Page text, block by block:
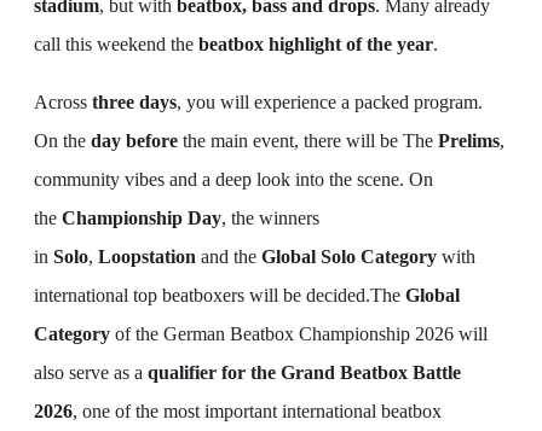
stadium, but with beatbox, bass and drops. Many already
call this weekend the beatbox highlight of the year.
Across three days, you will experience a packed program.
On the day before the main event, there will be The Prelims,
community vibes and a deep look into the scene. On
the Championship Day, the winners
in Solo, Loopstation and the Global Solo Category with
international top beatboxers will be decided.The Global
Category of the German Beatbox Championship 2026 will
also serve as a qualifier for the Grand Beatbox Battle
2026, one of the most important international beatbox